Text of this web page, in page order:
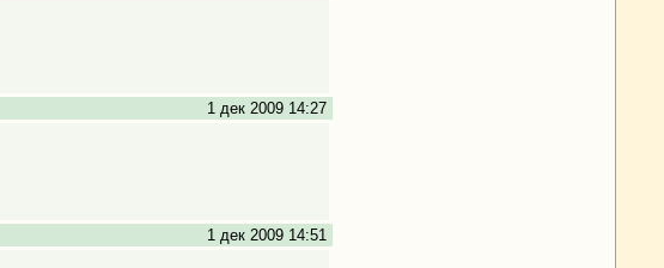
1 дек 2009 14:27
1 дек 2009 14:51